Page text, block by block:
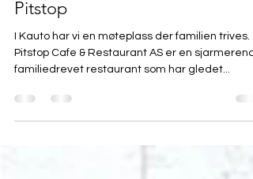
Møteplass der familien trives -
Pitstop
I Kauto har vi en møteplass der familien trives.
Pitstop Cafe & Restaurant AS er en
familiedrevet restaurant som har gledet...